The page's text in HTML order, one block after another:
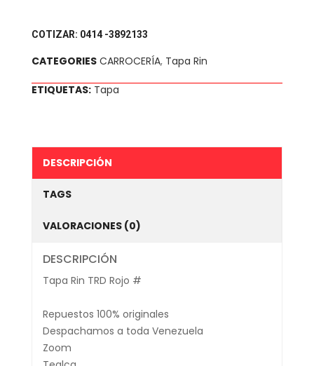
COTIZAR: 0414 -3892133
CATEGORIES CARROCERÍA, Tapa Rin
ETIQUETAS: Tapa
DESCRIPCIÓN
TAGS
VALORACIONES (0)
DESCRIPCIÓN
Tapa Rin TRD Rojo #
Repuestos 100% originales
Despachamos a toda Venezuela
Zoom